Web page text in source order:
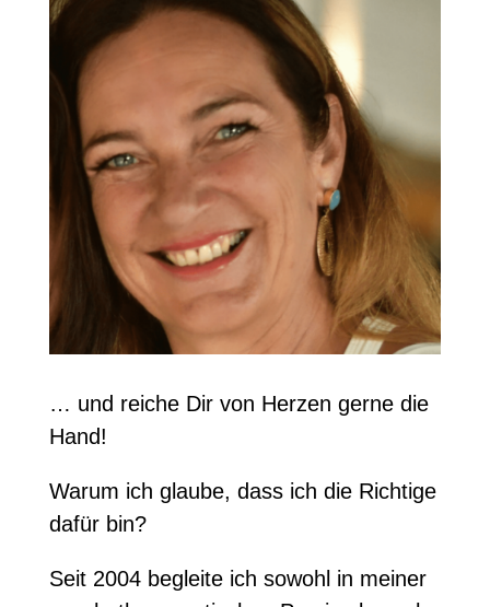
… und reiche Dir von Herzen gerne die
Hand!
Warum ich glaube, dass ich die Richtige
dafür bin?
Seit 2004 begleite ich sowohl in meiner